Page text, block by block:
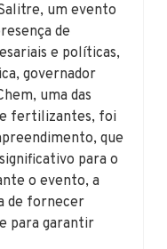
um evento
de
e políticas,
governador
uma das
fertilizantes, foi
que
para o
o evento, a
de fornecer
para garantir